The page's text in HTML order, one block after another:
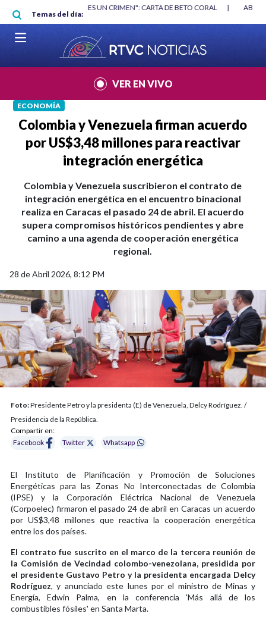
Pasar al contenido principal
Temas del día:
"HABLAR NO ES UN CRIMEN": CARTA DE BETO CORAL
VER EN VIVO
ECONOMÍA
Colombia y Venezuela firman acuerdo
por US$3,48 millones para reactivar
integración energética
Colombia y Venezuela suscribieron el contrato de
integración energética en el encuentro binacional
realiza en Caracas el pasado 24 de abril. El acuerdo
supera compromisos históricos pendientes y abre
camino a una agenda de cooperación energética
regional.
28 de Abril 2026, 8:12 PM
Foto:Presidente Petro y la presidenta (E) de Venezuela, Delcy Rodríguez. /
Presidencia de la República.
Compartir en:
Facebook
Twitter Whatsapp
El Instituto de Planificación y Promoción de Soluciones
Energéticas para las Zonas No Interconectadas de Colombia
(IPSE) y la Corporación Eléctrica Nacional de Venezuela
(Corpoelec) firmaron el pasado 24 de abril en Caracas un acuerdo
por US$3,48 millones que reactiva la cooperación energética
entre los dos países.
El contrato fue suscrito en el marco de la tercera reunión de
la Comisión de Vecindad colombo-venezolana, presidida por
el presidente Gustavo Petro y la presidenta encargada Delcy
Rodríguez, y anunciado este lunes por el ministro de Minas y
Energía, Edwin Palma, en la conferencia 'Más allá de los
combustibles fósiles' en Santa Marta.